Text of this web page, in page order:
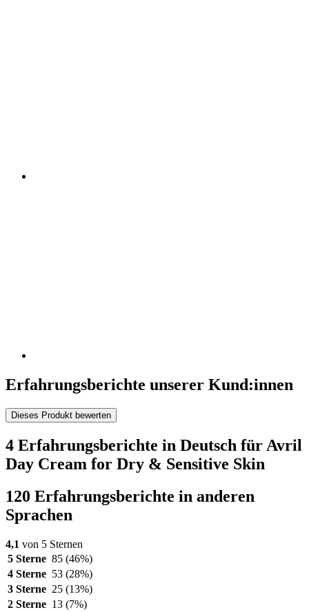
Erfahrungsberichte unserer Kund:innen
Dieses Produkt bewerten
4 Erfahrungsberichte in Deutsch für Avril
Day Cream for Dry & Sensitive Skin
120 Erfahrungsberichte in anderen
Sprachen
4,1 von 5 Sternen
5 Sterne 85 (46%)
4 Sterne 53 (28%)
3 Sterne 25 (13%)
2 Sterne 13 (7%)